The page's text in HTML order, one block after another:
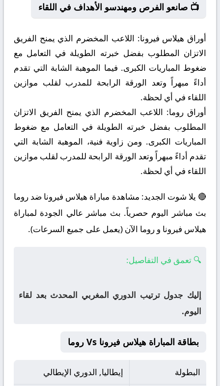
📺 صانعو الفرص ومهندسو الأهداف في اللقاء
أوراق هيلاس فيرونا: اللاعب المخضرم الذي يمنح الفريق
الاتزان المطلوب بفضل خبرته الطويلة في التعامل مع
ضغوط المباريات الكبرى. فيما الموهبة الشابة التي تقدم
أداءً مبهراً وتعد الورقة الرابحة للمدرب لقلب موازين
اللقاء في أي لحظة.
أوراق روما: اللاعب المخضرم الذي يمنح الفريق الاتزان
المطلوب بفضل خبرته الطويلة في التعامل مع ضغوط
المباريات الكبرى. ومن زاوية فنية، الموهبة الشابة التي
تقدم أداءً مبهراً وتعد الورقة الرابحة للمدرب لقلب موازين
اللقاء في أي لحظة.
🔴 يلا شوت الجديد: مشاهدة مباراة هيلاس فيرونا ضد روما
بث مباشر اليوم حصرياً. بث مباشر عالي الجودة لمباراة
هيلاس فيرونا و روما الآن (يعمل على جميع السرعات).
🔍 تعمق في التفاصيل:
إليك جدول ترتيب الدوري المغربي المحدث بعد لقاء
اليوم.
بطاقة المباراة هيلاس فيرونا Vs روما
البطولة إيطاليا, الدوري الإيطالي